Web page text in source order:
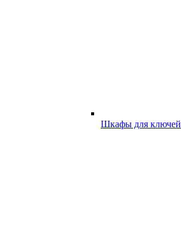
Шкафы для ключей